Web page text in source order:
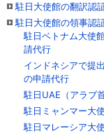
駐日大使館の翻訳認
駐日大使館の領事認
駐日ベトナム大使
請代行
インドネシアで提
の申請代行
駐日UAE（アラブ
駐日ミャンマー大
駐日マレーシア大